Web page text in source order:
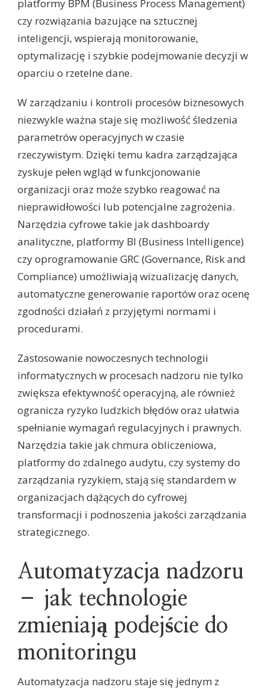
platformy BPM (Business Process Management)
czy rozwiązania bazujące na sztucznej
inteligencji, wspierają monitorowanie,
optymalizację i szybkie podejmowanie decyzji w
oparciu o rzetelne dane.
W zarządzaniu i kontroli procesów biznesowych
niezwykle ważna staje się możliwość śledzenia
parametrów operacyjnych w czasie
rzeczywistym. Dzięki temu kadra zarządzająca
zyskuje pełen wgląd w funkcjonowanie
organizacji oraz może szybko reagować na
nieprawidłowości lub potencjalne zagrożenia.
Narzędzia cyfrowe takie jak dashboardy
analityczne, platformy BI (Business Intelligence)
czy oprogramowanie GRC (Governance, Risk and
Compliance) umożliwiają wizualizację danych,
automatyczne generowanie raportów oraz ocenę
zgodności działań z przyjętymi normami i
procedurami.
Zastosowanie nowoczesnych technologii
informatycznych w procesach nadzoru nie tylko
zwiększa efektywność operacyjną, ale również
ogranicza ryzyko ludzkich błędów oraz ułatwia
spełnianie wymagań regulacyjnych i prawnych.
Narzędzia takie jak chmura obliczeniowa,
platformy do zdalnego audytu, czy systemy do
zarządzania ryzykiem, stają się standardem w
organizacjach dążących do cyfrowej
transformacji i podnoszenia jakości zarządzania
strategicznego.
Automatyzacja nadzoru
– jak technologie
zmieniają podejście do
monitoringu
Automatyzacja nadzoru staje się jednym z